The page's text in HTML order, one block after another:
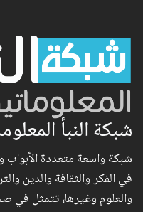
شبكة النبأ
شبكة واسعة متعددة
في الفكر والثقافة والدين
والعلوم وغيرها، تتمثل في